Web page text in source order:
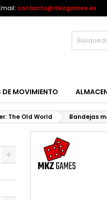
contacto@mkzgames.es
DE MOVIMIENTO
The Old World Bandejas